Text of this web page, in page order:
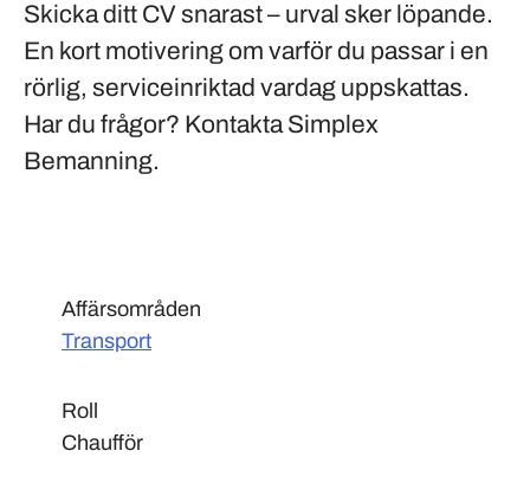
Skicka ditt CV snarast – urval sker löpande.
En kort motivering om varför du passar i en
rörlig, serviceinriktad vardag uppskattas.
Har du frågor? Kontakta Simplex
Bemanning.
Affärsområden
Transport
Roll
Chaufför